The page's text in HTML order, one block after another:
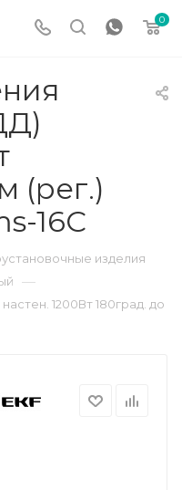
0
(рег.)
16C
изделия
—
1200Вт 180град. до